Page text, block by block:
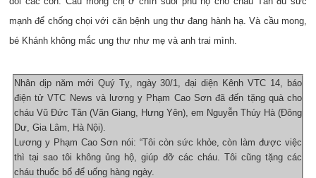
mạnh để chống chọi với căn bệnh ung thư đang hành hạ. Và cầu mong,
bé Khánh không mắc ung thư như mẹ và anh trai mình.
Nhân dịp năm mới Quý Tỵ, ngày 30/1, đại diện Kênh VTC 14, báo
điện tử VTC News và lương y Phạm Cao Sơn đã đến tặng quà cho
cháu Vũ Đức Tân (Văn Giang, Hưng Yên), em Nguyễn Thúy Hà (Đông
Dư, Gia Lâm, Hà Nội).
Lương y Phạm Cao Sơn nói: “Tôi còn sức khỏe, còn làm được việc
thì tại sao tôi không ủng hộ, giúp đỡ các cháu. Tôi cũng tặng các
cháu thuốc bổ để uống hàng ngày.